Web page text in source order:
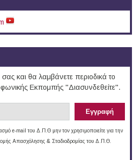
και θα λαμβάνετε περιοδικά το
Εκπομπής "Διασυνδεθείτε".
e-mail του Δ.Π.Θ μην τον χρησιμοποιείτε για την
Απασχόλησης & Σταδιοδρομίας του Δ.Π.Θ.